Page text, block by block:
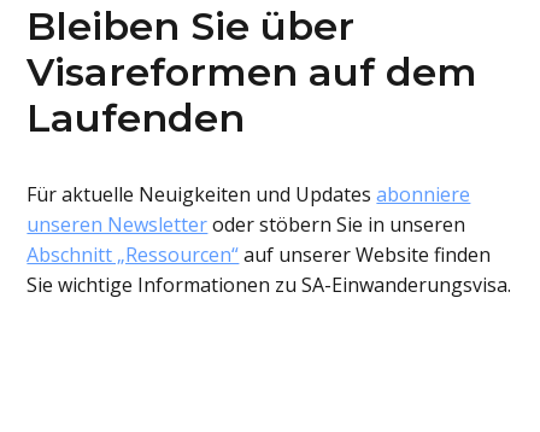
Bleiben Sie über
Visareformen auf dem
Laufenden
Für aktuelle Neuigkeiten und Updatesabonniere
unseren Newsletteroder stöbern Sie in unseren
Abschnitt „Ressourcen“auf unserer Website finden
Sie wichtige Informationen zu SA-Einwanderungsvisa.